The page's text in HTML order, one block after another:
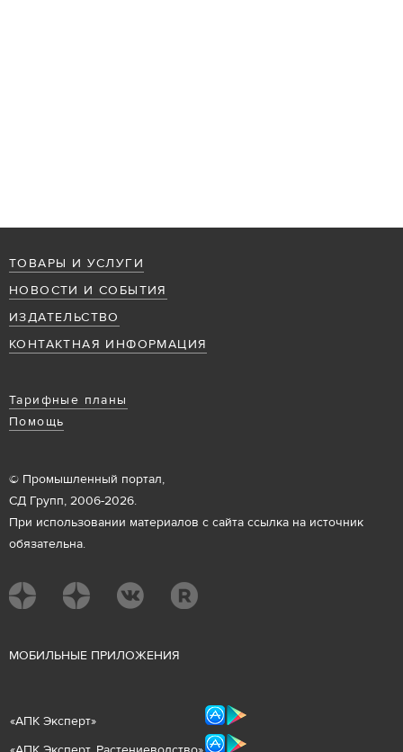
ТОВАРЫ И УСЛУГИ
НОВОСТИ И СОБЫТИЯ
ИЗДАТЕЛЬСТВО
КОНТАКТНАЯ ИНФОРМАЦИЯ
Тарифные планы
Помощь
© Промышленный портал,
СД Групп, 2006-2026.
При использовании материалов с сайта ссылка на источник
обязательна.
МОБИЛЬНЫЕ ПРИЛОЖЕНИЯ
«АПК Эксперт»